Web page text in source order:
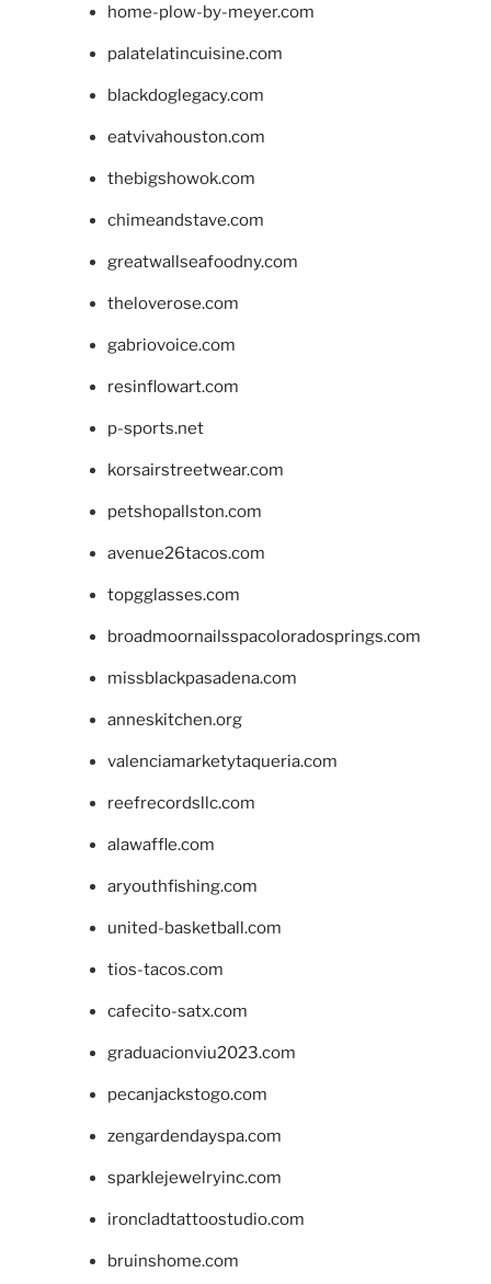
home-plow-by-meyer.com
palatelatincuisine.com
blackdoglegacy.com
eatvivahouston.com
thebigshowok.com
chimeandstave.com
greatwallseafoodny.com
theloverose.com
gabriovoice.com
resinflowart.com
p-sports.net
korsairstreetwear.com
petshopallston.com
avenue26tacos.com
topgglasses.com
broadmoornailsspacoloradosprings.com
missblackpasadena.com
anneskitchen.org
valenciamarketytaqueria.com
reefrecordsllc.com
alawaffle.com
aryouthfishing.com
united-basketball.com
tios-tacos.com
cafecito-satx.com
graduacionviu2023.com
pecanjackstogo.com
zengardendayspa.com
sparklejewelryinc.com
ironcladtattoostudio.com
bruinshome.com